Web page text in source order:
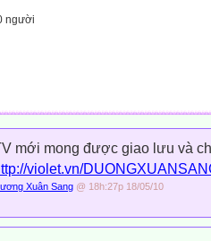
người
mới mong được giao lưu và
violet.vn/
Xuân Sang @ 18h:27p 18/05/10